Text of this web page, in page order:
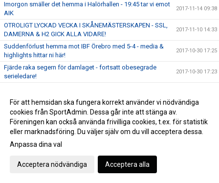
Imorgon smäller det hemma i Halörhallen - 19:45 tar vi emot
AIK
2017-11-14 09:38
OTROLIGT LYCKAD VECKA I SKÅNEMÄSTERSKAPEN - SSL,
DAMERNA & H2 GICK ALLA VIDARE!
2017-11-10 14:33
Suddenförlust hemma mot IBF Örebro med 5-4 - media &
highlights hittar ni här!
2017-10-30 17:25
Fjärde raka segern för damlaget - fortsatt obesegrade
serieledare!
2017-10-30 17:23
Boende sökes till en av våra spelare!
Viktig 6-2 seger borta mot IK Sirius - läs all media här! 2017-10-23 14:02
Damlaget tog en fin seger hemma mot Häljarp & tog sig
upp i serieledning!
Marcus Theander lämnar huvudansvaret för H2 - Fokuserar
nu enbart på SSL-laget
För att hemsidan ska fungera korrekt använder vi nödvändiga
cookies från SportAdmin. Dessa går inte att stänga av.
Föreningen kan också använda frivilliga cookies, t.ex. för statistik
eller marknadsföring. Du väljer själv om du vill acceptera dessa.
Anpassa dina val
Acceptera nödvändiga Acceptera alla